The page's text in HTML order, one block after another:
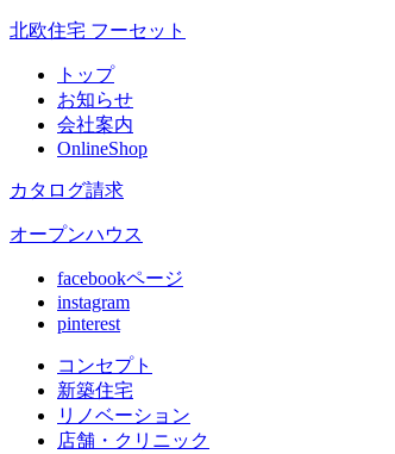
北欧住宅 フーセット
トップ
お知らせ
会社案内
OnlineShop
カタログ請求
オープンハウス
facebookページ
instagram
pinterest
コンセプト
新築住宅
リノベーション
店舗 ・クリニック